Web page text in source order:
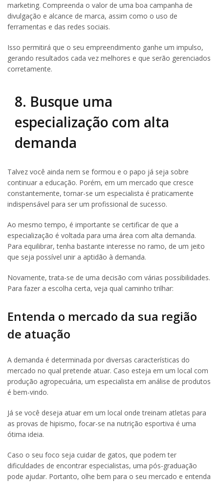
marketing. Compreenda o valor de uma boa campanha de
divulgação e alcance de marca, assim como o uso de
ferramentas e das redes sociais.
Isso permitirá que o seu empreendimento ganhe um impulso,
gerando resultados cada vez melhores e que serão gerenciados
corretamente.
8. Busque uma
especialização com alta
demanda
Talvez você ainda nem se formou e o papo já seja sobre
continuar a educação. Porém, em um mercado que cresce
constantemente, tornar-se um especialista é praticamente
indispensável para ser um profissional de sucesso.
Ao mesmo tempo, é importante se certificar de que a
especialização é voltada para uma área com alta demanda.
Para equilibrar, tenha bastante interesse no ramo, de um jeito
que seja possível unir a aptidão à demanda.
Novamente, trata-se de uma decisão com várias possibilidades.
Para fazer a escolha certa, veja qual caminho trilhar:
Entenda o mercado da sua região
de atuação
A demanda é determinada por diversas características do
mercado no qual pretende atuar. Caso esteja em um local com
produção agropecuária, um especialista em análise de produtos
é bem-vindo.
Já se você deseja atuar em um local onde treinam atletas para
as provas de hipismo, focar-se na nutrição esportiva é uma
ótima ideia.
Caso o seu foco seja cuidar de gatos, que podem ter
dificuldades de encontrar especialistas, uma pós-graduação
pode ajudar. Portanto, olhe bem para o seu mercado e entenda